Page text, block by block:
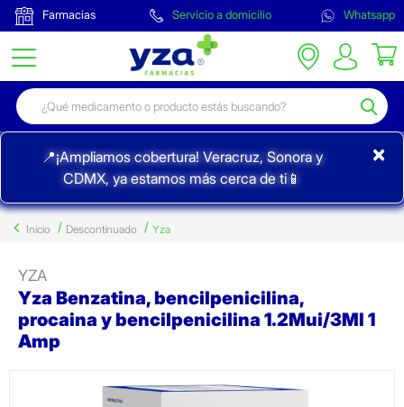
Farmacias Servicio a domicilio Whatsapp
📍¡Ampliamos cobertura! Veracruz, Sonora y
CDMX, ya estamos más cerca de ti📱
×
Inicio Descontinuado Yza
YZA
Yza Benzatina, bencilpenicilina,
procaina y bencilpenicilina 1.2Mui/3Ml 1
Amp